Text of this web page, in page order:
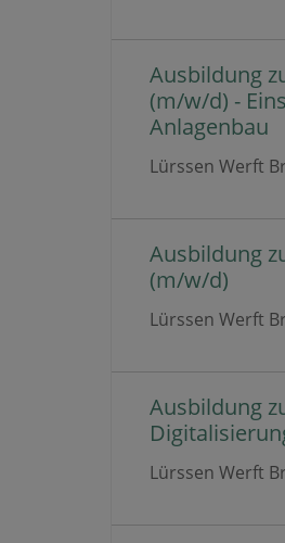
Ausbildung
(m/w/d) -
Anlagenbau
Lürssen Werft
Ausbildung
(m/w/d)
Lürssen Werft
Ausbildung
Lürssen Werft